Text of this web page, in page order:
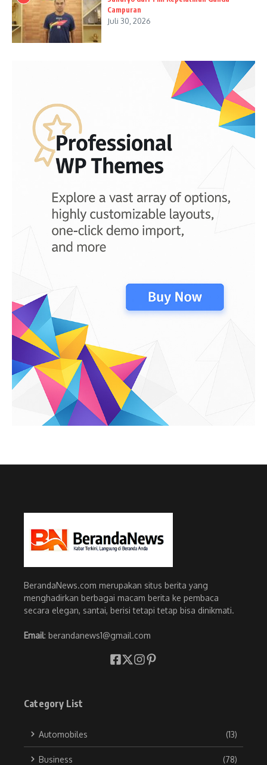
Campuran
Juli 30, 2026
BerandaNews.com merupakan situs berita yang
menghadirkan berbagai macam berita ke pembaca
secara elegan, santai, berisi tetapi tetap bisa dinikmati.
Email: berandanews1@gmail.com
Category List
Automobiles (13)
Business (78)